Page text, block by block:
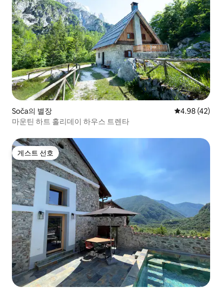
Soča의 별장 평점 4.98점(5
4.98 (42)
마운틴 하트 홀리데이 하우스 트렌타
게스트 선호
게스트 선호